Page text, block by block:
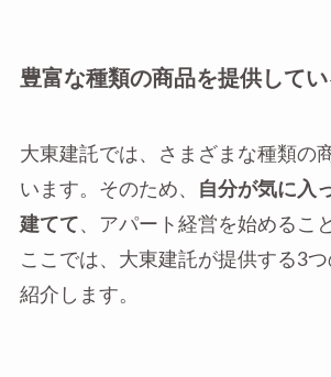
豊富な種類の商品を提供してい
大東建託では、さまざまな種類の
います。そのため、
自分が気に入
建てて、アパート経営を始めるこ
ここでは、大東建託が提供する3
紹介します。